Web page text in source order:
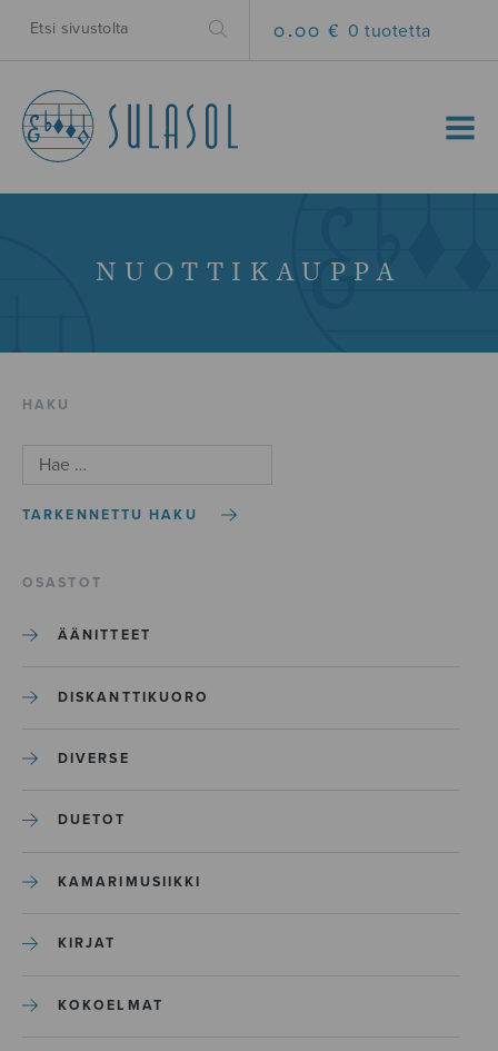
0.00 € 0 tuotetta
MENU
NUOTTIKAUPPA
HAKU
TARKENNETTU HAKU
OSASTOT
ÄÄNITTEET
DISKANTTIKUORO
DIVERSE
DUETOT
KAMARIMUSIIKKI
KIRJAT
KOKOELMAT